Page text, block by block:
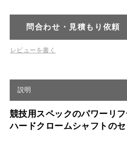
問合わせ・見積もり依頼
レビューを書く
説明
競技用スペックのパワーリ
ハードクロームシャフトの